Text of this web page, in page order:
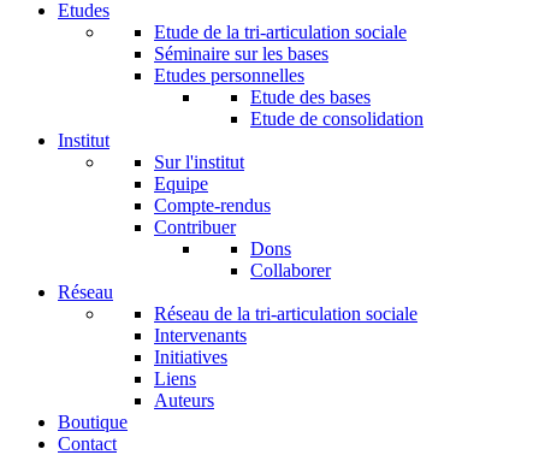
Etudes
Etude de la tri-articulation sociale
Séminaire sur les bases
Etudes personnelles
Etude des bases
Etude de consolidation
Institut
Sur l'institut
Equipe
Compte-rendus
Contribuer
Dons
Collaborer
Réseau
Réseau de la tri-articulation sociale
Intervenants
Initiatives
Liens
Auteurs
Boutique
Contact